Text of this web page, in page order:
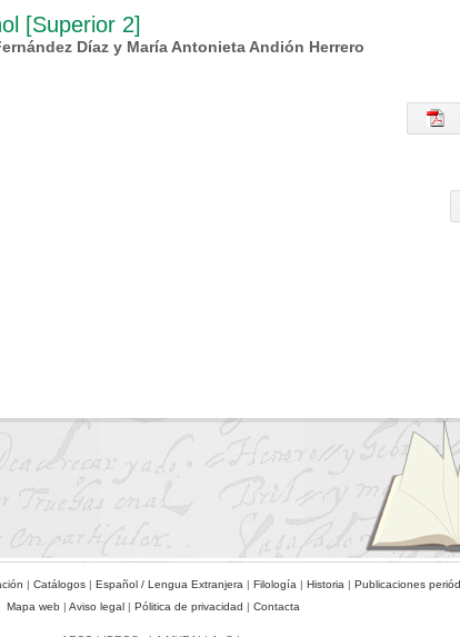
[Superior 2]
Díaz y María Antonieta Andión Herrero
| Catálogos | Español / Lengua Extranjera | Filología | Historia | Publicaciones
Mapa web | Aviso legal | Pólitica de privacidad | Contacta